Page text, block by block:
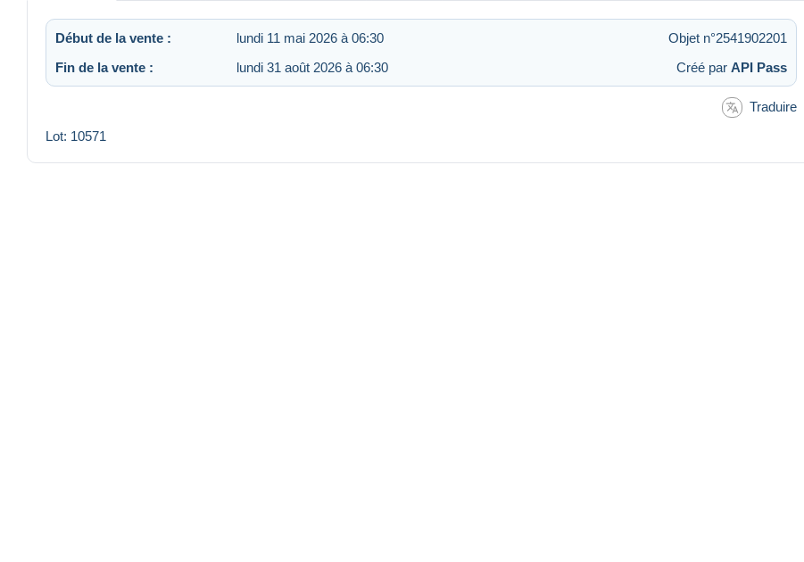
Début de la vente : lundi 11 mai 2026 à 06:30
Objet n°2541902201
Fin de la vente :
lundi 31 août 2026 à 06:30 Créé par API Pass
Traduire
Lot: 10571